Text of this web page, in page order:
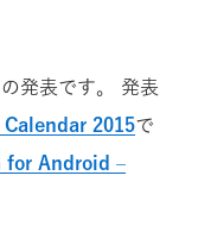
発表です。 発表
2015で
for Android –